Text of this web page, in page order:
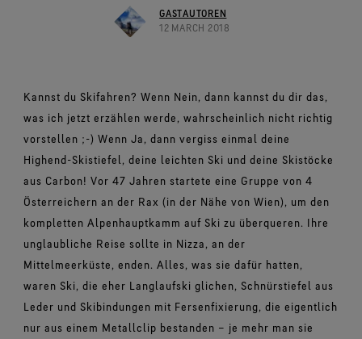
Handschuhe im Test
Herausforderungen meistern.
Alle Technologien für Bekleidung entdecken
Optimale Passform, angenehmes Tragegefühl.
Garantiert wasserdicht.
Alle Technologien für Schuhe entdecken
WINDSTOPPER® Stretch-Handschuhe by GORE‑TEX
WINDSTOPPER® Handschuhe by GORE‑TEX LABS®
Absolut winddicht. Einzigartiger Komfort.
Alle Technologien für Handschuhe entdecken
Umfassendes Engagement
Breaking Trails Serie
DWR-Imprägnierung
Häufig gestellte Fragen
GASTAUTOREN
12 MARCH 2018
Kannst du Skifahren? Wenn Nein, dann kannst du dir das,
was ich jetzt erzählen werde, wahrscheinlich nicht richtig
vorstellen ;-) Wenn Ja, dann vergiss einmal deine
Highend-Skistiefel, deine leichten Ski und deine Skistöcke
aus Carbon! Vor 47 Jahren startete eine Gruppe von 4
Österreichern an der Rax (in der Nähe von Wien), um den
kompletten Alpenhauptkamm auf Ski zu überqueren. Ihre
unglaubliche Reise sollte in Nizza, an der
Mittelmeerküste, enden. Alles, was sie dafür hatten,
waren Ski, die eher Langlaufski glichen, Schnürstiefel aus
Leder und Skibindungen mit Fersenfixierung, die eigentlich
nur aus einem Metallclip bestanden – je mehr man sie